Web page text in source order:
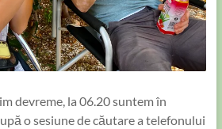
devreme, la 06.20 suntem în
o sesiune de căutare a telefonului